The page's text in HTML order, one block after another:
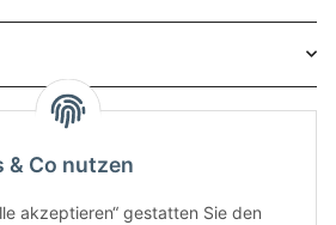
& Co nutzen
akzeptieren“ gestatten Sie den